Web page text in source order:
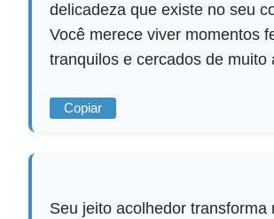
delicadeza que existe no seu
Você merece viver momentos
tranquilos e cercados de muito
Copiar
Seu jeito acolhedor transforma